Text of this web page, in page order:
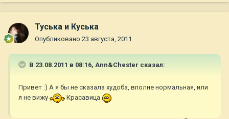
Туська и Куська
Опубликовано 23 августа, 2011
В 23.08.2011 в 08:16, Ann&Chester сказал:
Привет :) А я бы не сказала худоба, вполне нормальная, или
я не вижу
Красавица